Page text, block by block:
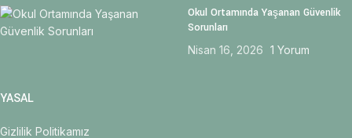
Okul Ortamında Yaşanan Güvenlik
Sorunları
Nisan 16, 2026 1 Yorum
YASAL
Gizlilik Politikamız